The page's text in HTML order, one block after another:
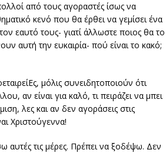
από τους αγοραστές ίσως να
κενό που θα έρθει να γεμίσει ένα
εαυτό τους- γιατί άλλωστε ποιος θα το
αυτή την ευκαιρία- πού είναι το κακό;
μόλις συνειδητοποιούν ότι
αν είναι για καλό, τι πειράζει να μπει
λες και αν δεν αγοράσεις στις
Χριστούγεννα!
αυτές τις μέρες. Πρέπει να ξοδέψω. Δεν